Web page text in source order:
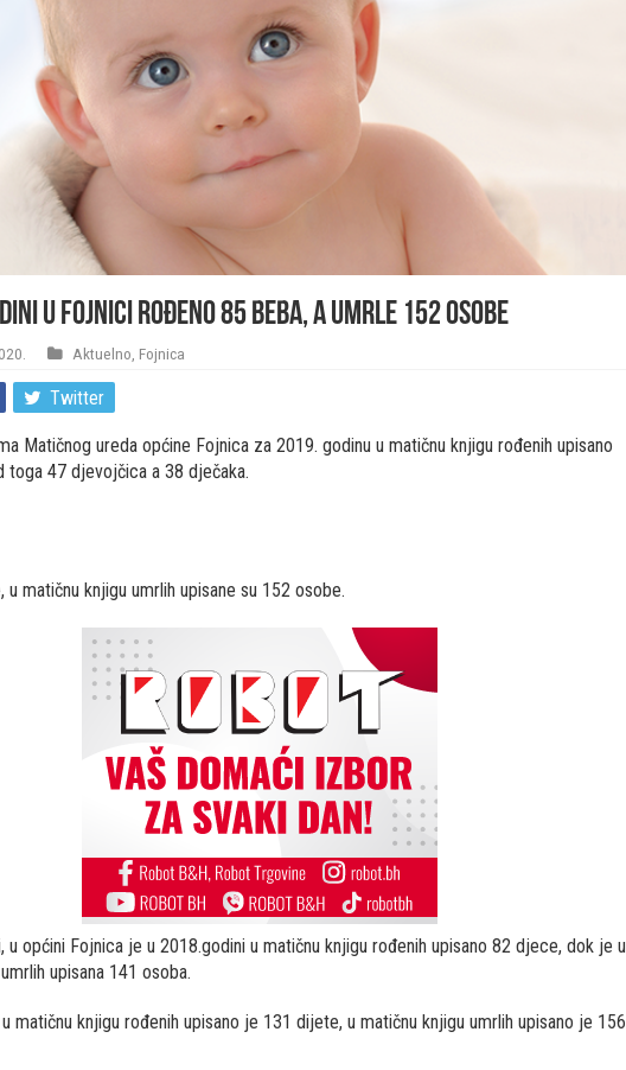
u Fojnici rođeno 85 beba, a umrle 152 osobe
Aktuelno, Fojnica
Twitter
Matičnog ureda općine Fojnica za 2019. godinu u matičnu knjigu rođenih upisano
toga 47 djevojčica a 38 dječaka.
u matičnu knjigu umrlih upisane su 152 osobe.
u općini Fojnica je u 2018.godini u matičnu knjigu rođenih upisano 82 djece, dok je u
upisana 141 osoba.
matičnu knjigu rođenih upisano je 131 dijete, u matičnu knjigu umrlih upisano je 156